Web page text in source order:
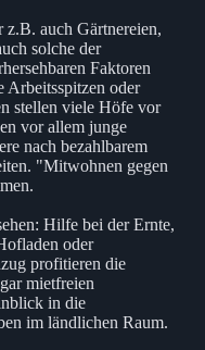
auch Gärtnereien,
solche der
Faktoren
Arbeitsspitzen oder
stellen viele Höfe vor
vor allem junge
nach bezahlbarem
"Mitwohnen gegen
Hilfe bei der Ernte,
oder
profitieren die
mietfreien
in die
im ländlichen Raum.